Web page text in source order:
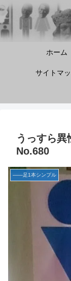
ホーム
サイトマ
うっすら異
No.680
――足1本シンプル